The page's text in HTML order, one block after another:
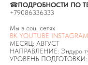
☎ПОДРОБНОСТИ ПО
+79086336333
Мы в соц. сетях
ВК YOUTUBE INSTAGRAM
МЕСЯЦ: АВГУСТ
НАПРАВЛЕНИЕ: Эндуро
УРОВЕНЬ ПОДГОТОВКИ: